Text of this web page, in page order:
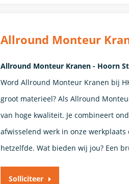
Allround Monteur
Allround Monteur Kranen - Hoorn
Word Allround Monteur Kranen bij
groot materieel? Als Allround
van hoge kwaliteit. Je combineert
afwisselend werk in onze
hetzelfde. Wat bieden wij jou? Een
Solliciteer